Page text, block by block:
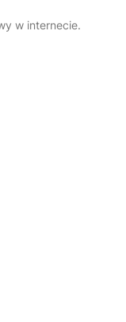
w internecie.